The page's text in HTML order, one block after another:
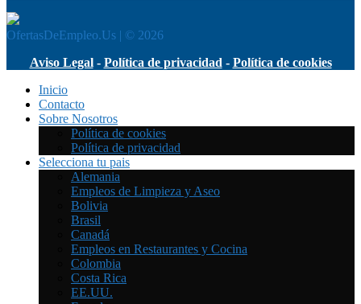
OfertasDeEmpleo.Us | © 2026
Aviso Legal- Política de privacidad - Política de cookies
Inicio
Contacto
Sobre Nosotros
Política de cookies
Política de privacidad
Selecciona tu pais
Alemania
Empleos de Limpieza y Aseo
Bolivia
Brasil
Canadá
Empleos en Restaurantes y Cocina
Colombia
Costa Rica
EE.UU.